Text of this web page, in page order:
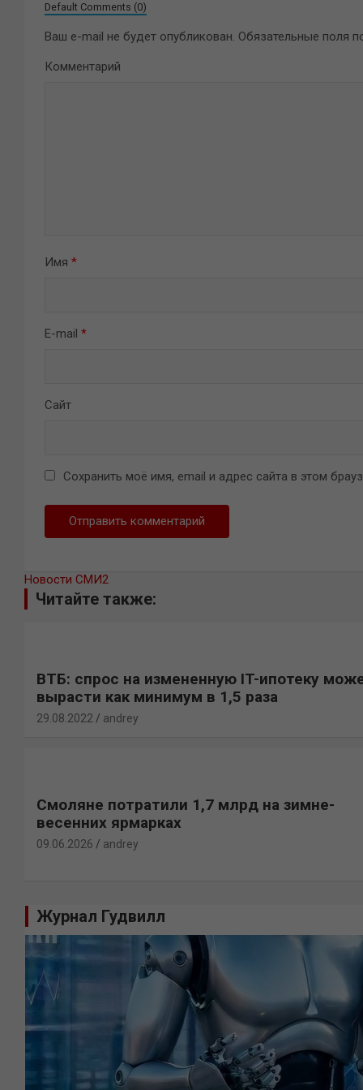
Default Comments (0)
Ваш e-mail не будет опубликован. Обязательные поля
Комментарий
Имя *
E-mail *
Сайт
Сохранить моё имя, email и адрес сайта в этом
Новости СМИ2
Читайте также:
ВТБ: спрос на измененную IT-ипотеку
вырасти как минимум в 1,5 раза
29.08.2022 andrey
Смоляне потратили 1,7 млрд на зимне-
весенних ярмарках
09.06.2026 andrey
Журнал Гудвилл